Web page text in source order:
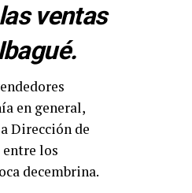
ventas
en general,
Dirección de
los
decembrina.